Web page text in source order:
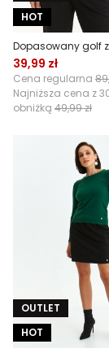
HOT
39,99 zł
Cena regularna
Najniższa cena z
obniżką 49,99 zł
OUTLET
HOT